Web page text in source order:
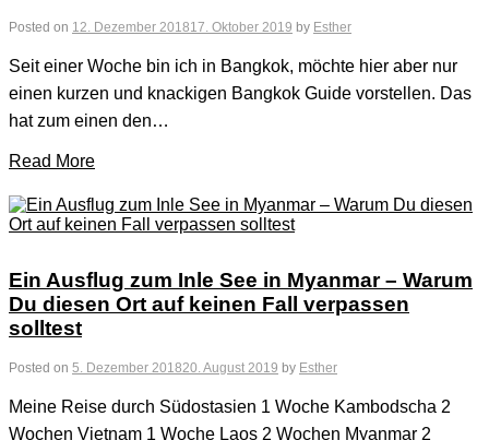
Posted on 12. Dezember 201817. Oktober 2019 by Esther
Seit einer Woche bin ich in Bangkok, möchte hier aber nur
einen kurzen und knackigen Bangkok Guide vorstellen. Das
hat zum einen den…
Read More
Ein Ausflug zum Inle See in Myanmar – Warum
Du diesen Ort auf keinen Fall verpassen
solltest
Posted on 5. Dezember 201820. August 2019 by Esther
Meine Reise durch Südostasien 1 Woche Kambodscha 2
Wochen Vietnam 1 Woche Laos 2 Wochen Myanmar 2